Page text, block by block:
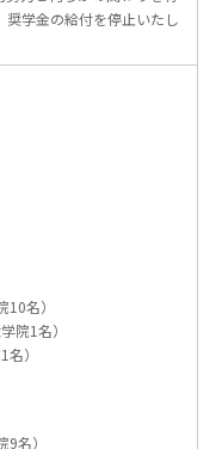
学金の給付を停止いたし
名）
院1名）
）
名）